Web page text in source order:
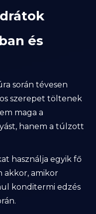
és
során tévesen
szerepet töltenek
maga a
hanem a túlzott
használja egyik fő
akkor, amikor
konditermi edzés